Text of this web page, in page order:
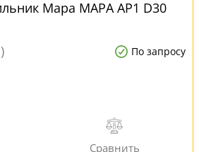
Mapa MAPA AP1 D30
По запросу